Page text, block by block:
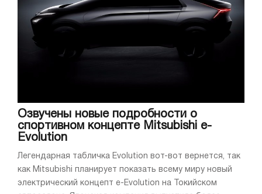
Озвучены новые подробности о
спортивном концепте Mitsubishi e-
Evolution
Легендарная табличка Evolution вот-вот вернется, так
как Mitsubishi планирует показать всему миру новый
электрический концепт e-Evolution на Токийском